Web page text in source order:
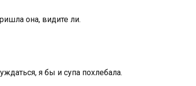
она, видите ли.
я бы и супа похлебала.